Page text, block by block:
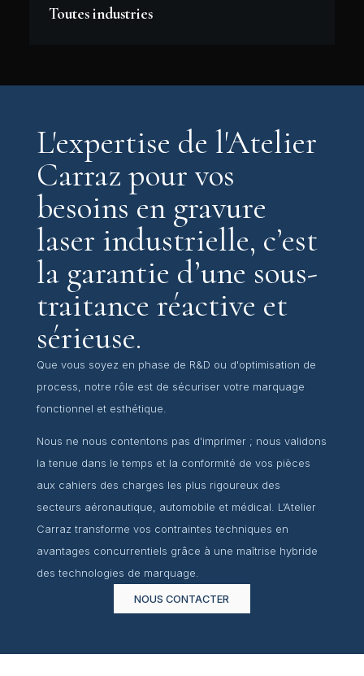
Toutes industries
L'expertise de l'Atelier
Carraz pour vos
besoins en gravure
laser industrielle, c’est
la garantie d’une sous-
traitance réactive et
sérieuse.
Que vous soyez en phase de R&D ou d'optimisation de
process, notre rôle est de sécuriser votre marquage
fonctionnel et esthétique.
Nous ne nous contentons pas d'imprimer ; nous validons
la tenue dans le temps et la conformité de vos pièces
aux cahiers des charges les plus rigoureux des
secteurs aéronautique, automobile et médical. L’Atelier
Carraz transforme vos contraintes techniques en
avantages concurrentiels grâce à une maîtrise hybride
des technologies de marquage.
NOUS CONTACTER